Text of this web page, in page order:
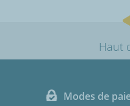
Haut
Modes de